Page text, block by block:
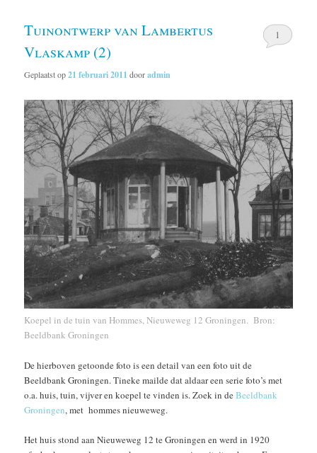
Tuinontwerp van Lambertus
Vlaskamp (2)
Geplaatst op21 februari 2011 dooradmin
1
Koepel in de tuin van Hommes, Nieuweweg 12 Groningen. Bron:
Beeldbank Groningen
De hierboven getoonde foto is een detail van een foto uit de
Beeldbank Groningen. Tineke mailde dat aldaar een serie foto’s met
o.a. huis, tuin, vijver en koepel te vinden is. Zoek in deBeeldbank
Groningen, met hommes nieuweweg.
Het huis stond aan Nieuweweg 12 te Groningen en werd in 1920